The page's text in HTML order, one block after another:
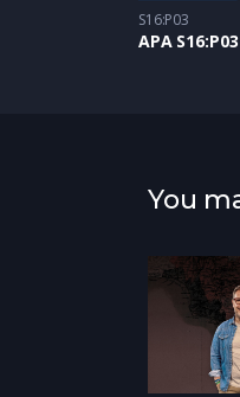
S16:P03
You